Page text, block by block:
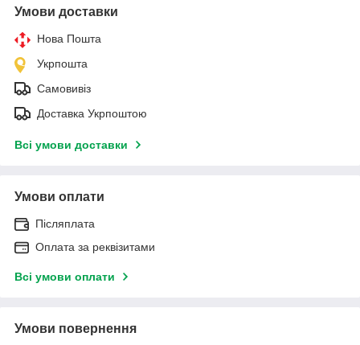
Умови доставки
Нова Пошта
Укрпошта
Самовивіз
Доставка Укрпоштою
Всі умови доставки
Умови оплати
Післяплата
Оплата за реквізитами
Всі умови оплати
Умови повернення